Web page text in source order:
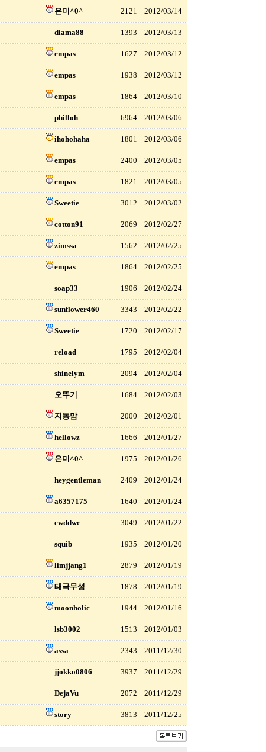
은미^0^ 2121 2012/03/14
diama88 1393 2012/03/13
empas 1627 2012/03/12
empas 1938 2012/03/12
empas 1864 2012/03/10
philloh 6964 2012/03/06
ihohohaha 1801 2012/03/06
empas 2400 2012/03/05
empas 1821 2012/03/05
Sweetie 3012 2012/03/02
cotton91 2069 2012/02/27
zimssa 1562 2012/02/25
empas 1864 2012/02/25
soap33 1906 2012/02/24
sunflower460 3343 2012/02/22
Sweetie 1720 2012/02/17
reload 1795 2012/02/04
shinelym 2094 2012/02/04
오뚜기 1684 2012/02/03
지동맘 2000 2012/02/01
hellowz 1666 2012/01/27
은미^0^ 1975 2012/01/26
heygentleman 2409 2012/01/24
a6357175 1640 2012/01/24
cwddwc 3049 2012/01/22
squib 1935 2012/01/20
limjjang1 2879 2012/01/19
태극무성 1878 2012/01/19
moonholic 1944 2012/01/16
lsb3002 1513 2012/01/03
assa 2343 2011/12/30
jjokko0806 3937 2011/12/29
DejaVu 2072 2011/12/29
story 3813 2011/12/25